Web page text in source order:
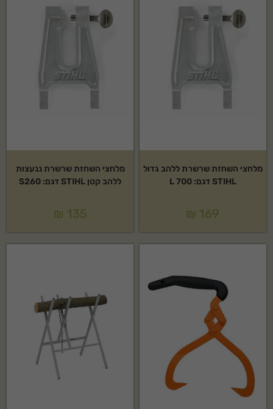
מלחצי השחזת שרשרת ללהב גדול
STIHL דגם: L 700
₪ 169
מלחצי השחזת שרשרת ננעצות
ללהב קטן STIHL דגם: S260
₪ 135